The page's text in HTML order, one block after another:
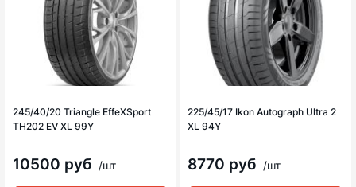
245/40/20 Triangle EffeXSport
TH202 EV XL 99Y
10500 руб /шт
225/45/17 Ikon Autograph Ultra 2
XL 94Y
8770 руб /шт